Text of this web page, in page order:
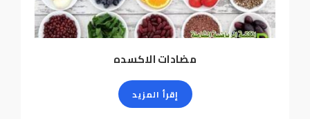
مضادات الاكسده
إقرأ المزيد